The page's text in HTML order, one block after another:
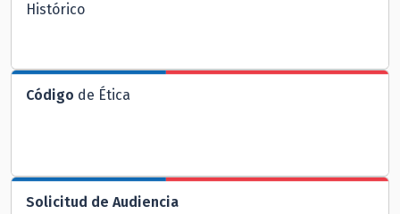
Histórico
Código de Ética
Solicitud de Audiencia